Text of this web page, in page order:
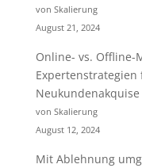
von Skalierung
August 21, 2024
Online- vs. Offline-
Neukundenakquise
von Skalierung
August 12, 2024
Mit Ablehnung